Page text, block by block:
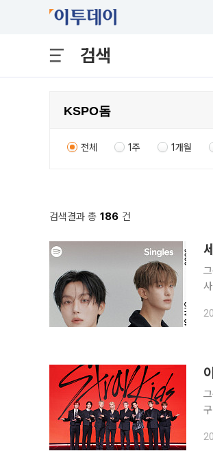
검색
전체 1주 1개월
검색결과 총 186 건
그